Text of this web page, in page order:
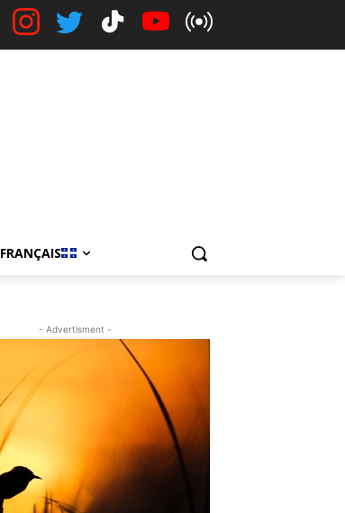
FRANÇAIS
- Advertisment -